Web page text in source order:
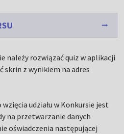
należy rozwiązać quiz w aplikacji
skrin z wynikiem na adres
udziału w Konkursie jest
na przetwarzanie danych
oświadczenia następującej